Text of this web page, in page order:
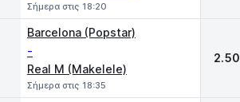
Σήμερα στις 18:20
Barcelona (Popstar)
-
Real M (Makelele)
Σήμερα στις 18:35
2.50